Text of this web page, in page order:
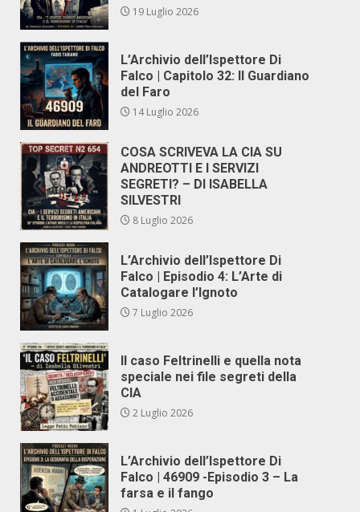
19 Luglio 2026
L’Archivio dell’Ispettore Di
Falco | Capitolo 32: Il Guardiano
del Faro
14 Luglio 2026
COSA SCRIVEVA LA CIA SU
ANDREOTTI E I SERVIZI
SEGRETI? – DI ISABELLA
SILVESTRI
8 Luglio 2026
L’Archivio dell’Ispettore Di
Falco | Episodio 4: L’Arte di
Catalogare l’Ignoto
7 Luglio 2026
Il caso Feltrinelli e quella nota
speciale nei file segreti della
CIA
2 Luglio 2026
L’Archivio dell’Ispettore Di
Falco | 46909 -Episodio 3 – La
farsa e il fango